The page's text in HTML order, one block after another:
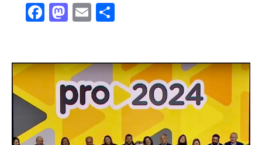
Facebook
Mastodon
Email